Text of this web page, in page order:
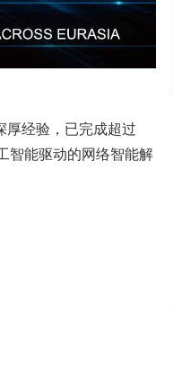
厚经验，已完成超过
智能驱动的网络智能解